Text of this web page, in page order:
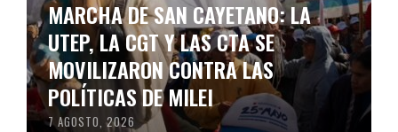
MARCHA DE SAN CAYETANO: LA
UTEP, LA CGT Y LAS CTA SE
MOVILIZARON CONTRA LAS
POLÍTICAS DE MILEI
7 AGOSTO, 2026